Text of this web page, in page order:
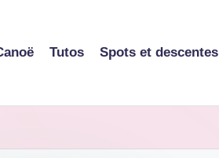
Tutos Spots et descentes